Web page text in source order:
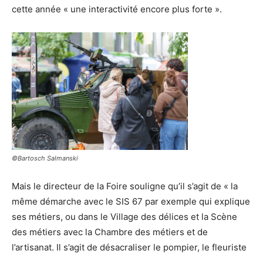
cette année « une interactivité encore plus forte ».
©Bartosch Salmanski
Mais le directeur de la Foire souligne qu’il s’agit de « la
même démarche avec le SIS 67 par exemple qui explique
ses métiers, ou dans le Village des délices et la Scène
des métiers avec la Chambre des métiers et de
l’artisanat. Il s’agit de désacraliser le pompier, le fleuriste